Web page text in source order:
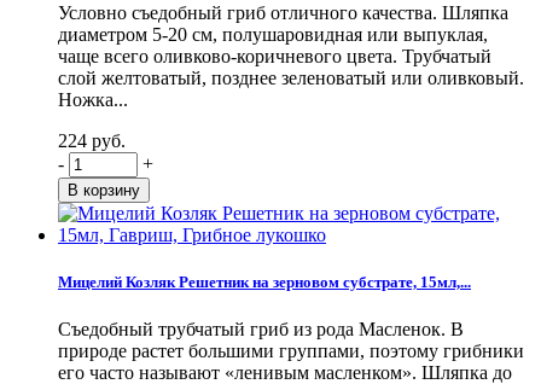
Условно съедобный гриб отличного качества. Шляпка
диаметром 5-20 см, полушаровидная или выпуклая,
чаще всего оливково-коричневого цвета. Трубчатый
слой желтоватый, позднее зеленоватый или оливковый.
Ножка...
224 руб.
-
+
Мицелий Козляк Решетник на зерновом субстрате, 15мл,...
Съедобный трубчатый гриб из рода Масленок. В
природе растет большими группами, поэтому грибники
его часто называют «ленивым масленком». Шляпка до